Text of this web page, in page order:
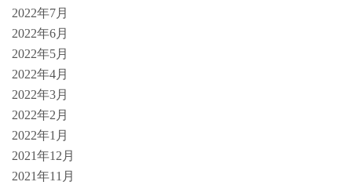
2022年7月
2022年6月
2022年5月
2022年4月
2022年3月
2022年2月
2022年1月
2021年12月
2021年11月